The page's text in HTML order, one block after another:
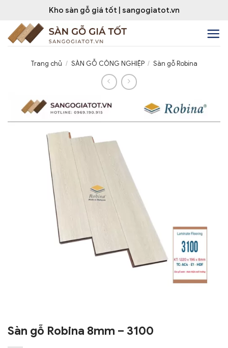
dung
Kho sàn gỗ giá tốt | sangogiatot.vn
Trang chủ / SÀN GỖ CÔNG NGHIỆP / Sàn gỗ Robina
Sàn gỗ Robina 8mm – 3100